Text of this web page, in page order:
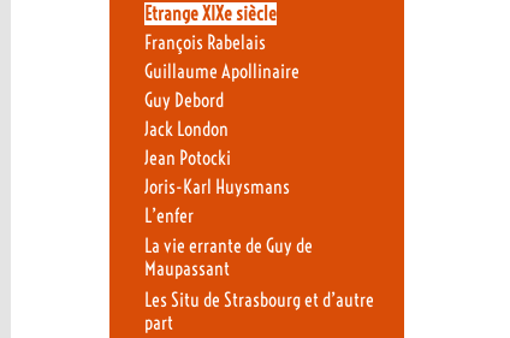
Etrange XIXe siècle
François Rabelais
Guillaume Apollinaire
Guy Debord
Jack London
Jean Potocki
Joris-Karl Huysmans
L’enfer
La vie errante de Guy de
Maupassant
Les Situ de Strasbourg et d’autre
part